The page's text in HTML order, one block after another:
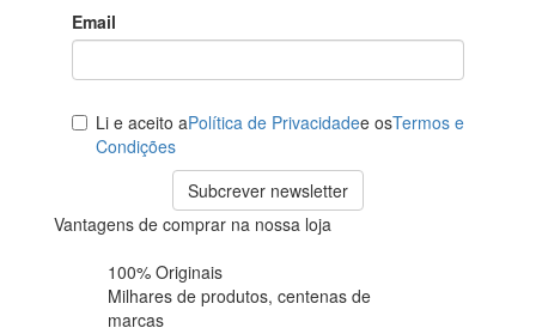
Email
Li e aceito aPolítica de Privacidadee osTermos e
Condições
Subcrever newsletter
Vantagens de comprar na nossa loja
100% Originais
Milhares de produtos, centenas de
marcas